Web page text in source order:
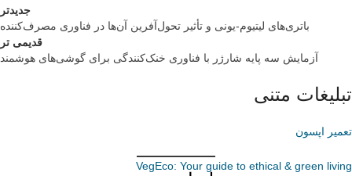
جدیدتر
باتری‌های لیتیوم-یونی و تأثیر تحول‌آفرین آن‌ها در فناوری مصرف‌کننده
قدیمی تر
آزمایش سه پایه شارژر با فناوری خنک‌کنندگی برای گوشی‌های هوشمند
تبلیغات متنی
تعمیر اپسون
VegEco: Your guide to ethical & green living